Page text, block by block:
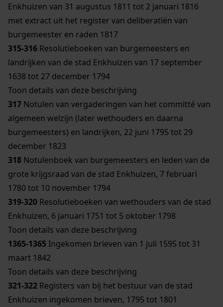
Enkhuizen van 31 augustus 1811 tot 2 januari 1816
met extract uit het register van deliberatiën van
burgemeester en raden 1817
315-316 Resolutieboeken van burgemeesters en
landrijken van de stad Enkhuizen van 17 september
1638 tot 27 december 1794
Toon details van deze beschrijving
317 Notulen van vergaderingen van het committé van
algemeen welzijn (later wethouders en daarna
burgemeesters) en landrijken, 22 juni 1795 tot 29
december 1823
318 Notulenboek van burgemeesters en leden van de
grote krijgsraad van de stad Enkhuizen, 7 februari
1780 tot 10 november 1794
319-320 Resolutieboeken van wethouders van de stad
Enkhuizen, 6 januari 1751 tot 5 oktober 1798
Toon details van deze beschrijving
1365-1365 Ingekomen brieven van 1 juli 1595 tot 31
maart 1842
Toon details van deze beschrijving
321-322 Registers van bij het bestuur van de stad
Enkhuizen ingekomen brieven, 1795 tot 1801